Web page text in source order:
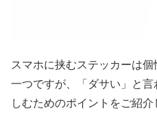
スマホに挟むステッカーは
一つですが、「ダサい」と
しむためのポイントをご紹介